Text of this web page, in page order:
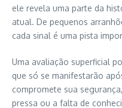
ele revela uma parte da
atual. De pequenos
cada sinal é uma pista
Uma avaliação superficial
que só se manifestarão
compromete sua
pressa ou a falta de